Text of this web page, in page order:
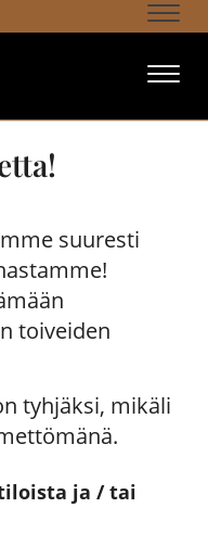
suuresti
toiveiden
tyhjäksi, mikäli
ja / tai